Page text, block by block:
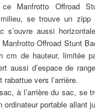
ce Manfrotto Offroad
se trouve un
s’ouvre aussi
Offroad Stunt
cm de hauteur, limitée
aussi d’espace de
vers l’arrière.
à l’arrière du sac, se
ordinateur portable allant